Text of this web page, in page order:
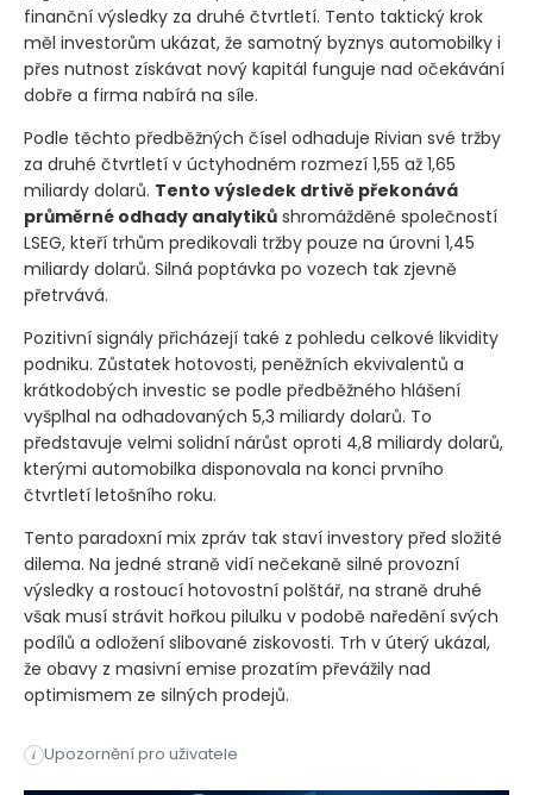
finanční výsledky za druhé čtvrtletí. Tento taktický krok
měl investorům ukázat, že samotný byznys automobilky i
přes nutnost získávat nový kapitál funguje nad očekávání
dobře a firma nabírá na síle.
Podle těchto předběžných čísel odhaduje Rivian své tržby
za druhé čtvrtletí v úctyhodném rozmezí 1,55 až 1,65
miliardy dolarů. Tento výsledek drtivě překonává
průměrné odhady analytiků shromážděné společností
LSEG, kteří trhům predikovali tržby pouze na úrovni 1,45
miliardy dolarů. Silná poptávka po vozech tak zjevně
přetrvává.
Pozitivní signály přicházejí také z pohledu celkové likvidity
podniku. Zůstatek hotovosti, peněžních ekvivalentů a
krátkodobých investic se podle předběžného hlášení
vyšplhal na odhadovaných 5,3 miliardy dolarů. To
představuje velmi solidní nárůst oproti 4,8 miliardy dolarů,
kterými automobilka disponovala na konci prvního
čtvrtletí letošního roku.
Tento paradoxní mix zpráv tak staví investory před složité
dilema. Na jedné straně vidí nečekaně silné provozní
výsledky a rostoucí hotovostní polštář, na straně druhé
však musí strávit hořkou pilulku v podobě naředění svých
podílů a odložení slibované ziskovosti. Trh v úterý ukázal,
že obavy z masivní emise prozatím převážily nad
optimismem ze silných prodejů.
i Upozornění pro uživatele